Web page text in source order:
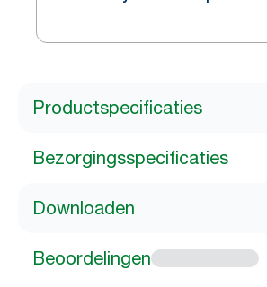
Productspecificaties
Bezorgingsspecificaties
Downloaden
Beoordelingen